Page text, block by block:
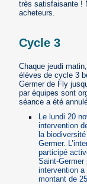
très satisfaisante !
acheteurs.
Cycle 3
Chaque jeudi
élèves de cycle 3
Germer de Fly
par équipes sont
séance a été
Le lundi 20
intervention
la
Germer.
participé
Saint-
intervention a
montant de